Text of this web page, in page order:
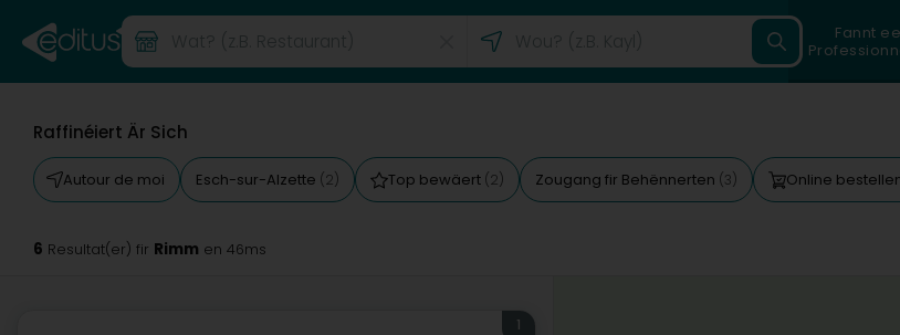
Fannt
Raffinéiert Är Sich
Autour de moi Esch-sur-Alzette (2) Top bewäert (2) Zougang fir Behënnerten (3) Online
6 Resultat(er) fir Rimm en 46ms
1